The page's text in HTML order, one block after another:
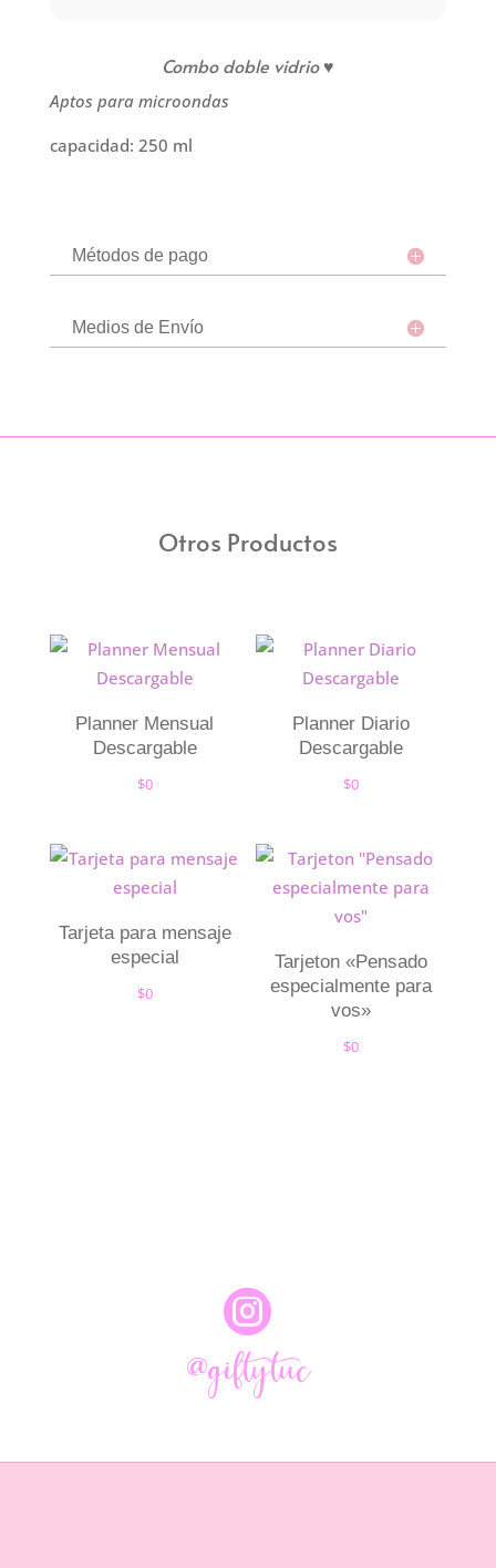
Combo doble vidrio ♥
Aptos para microondas
capacidad: 250 ml
Métodos de pago
Medios de Envío
Otros Productos
Planner Mensual
Descargable
$0
Planner Diario
Descargable
$0
Tarjeta para mensaje
especial
$0
Tarjeton «Pensado
especialmente para
vos»
$0

@giftytuc